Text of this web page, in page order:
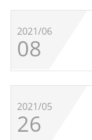
2021/06
08
2021/05
26